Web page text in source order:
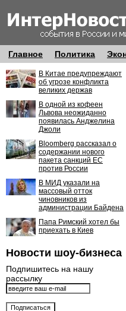
Главное Политика
В Китае предупреждают
об угрозе конфликта
великих держав
В одной из кофеен
Львова неожиданно
появилась Анджелина
Джоли
Bloomberg рассказал о
содержании нового
пакета санкций ЕС
против России
В МИД указали на
массовый отток
чиновников из
администрации Байдена
Папа Римский хотел бы
приехать в Киев
Новости шоу-бизнеса
Подпишитесь на нашу
рассылку